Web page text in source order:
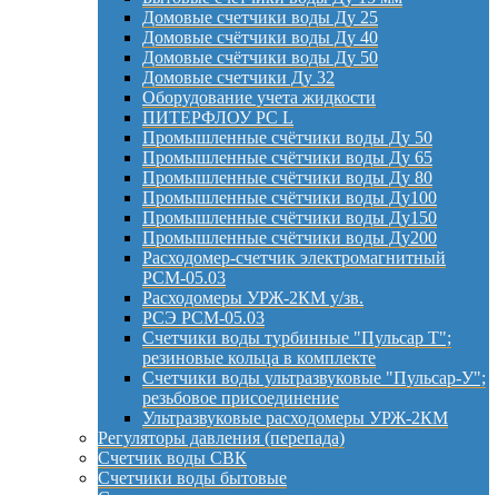
Домовые счетчики воды Ду 25
Домовые счётчики воды Ду 40
Домовые счётчики воды Ду 50
Домовые счетчики Ду 32
Оборудование учета жидкости
ПИТЕРФЛОУ РС L
Промышленные счётчики воды Ду 50
Промышленные счётчики воды Ду 65
Промышленные счётчики воды Ду 80
Промышленные счётчики воды Ду100
Промышленные счётчики воды Ду150
Промышленные счётчики воды Ду200
Расходомер-счетчик электромагнитный
РСМ-05.03
Расходомеры УРЖ-2КМ у/зв.
РСЭ РСМ-05.03
Счетчики воды турбинные "Пульсар Т";
резиновые кольца в комплекте
Счетчики воды ультразвуковые "Пульсар-У";
резьбовое присоединение
Ультразвуковые расходомеры УРЖ-2КМ
Регуляторы давления (перепада)
Счетчик воды СВК
Счетчики воды бытовые